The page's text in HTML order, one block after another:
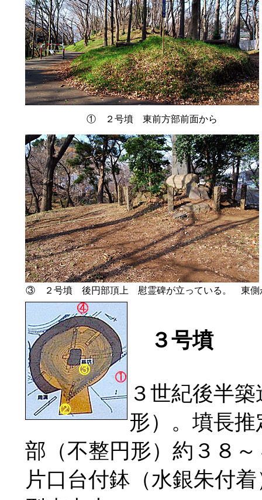
① ２号墳 東前方部前面から
③ ２号墳 後円部頂上 慰霊碑が立っている。 東側
３号墳
３世紀後半
形）。墳長
部（不整円形）約３８
片口台付鉢（水銀朱付